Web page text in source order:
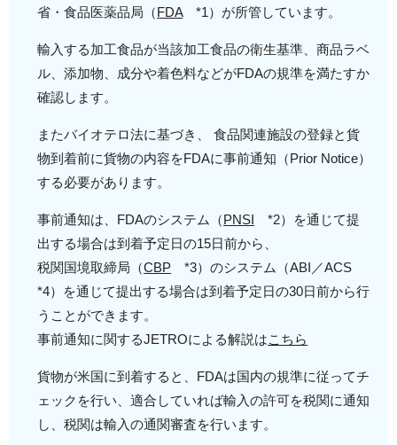
省・食品医薬品局（FDA*1）が所管しています。
輸入する加工食品が当該加工食品の衛生基準、商品ラベ
ル、添加物、成分や着色料などがFDAの規準を満たすか
確認します。
またバイオテロ法に基づき、 食品関連施設の登録と貨
物到着前に貨物の内容をFDAに事前通知（Prior Notice）
する必要があります。
事前通知は、FDAのシステム（PNSI *2）を通じて提
出する場合は到着予定日の15日前から、
税関国境取締局（CBP *3）のシステム（ABI／ACS
*4）を通じて提出する場合は到着予定日の30日前から行
うことができます。
事前通知に関するJETROによる解説はこちら
貨物が米国に到着すると、FDAは国内の規準に従ってチ
ェックを行い、適合していれば輸入の許可を税関に通知
し、税関は輸入の通関審査を行います。